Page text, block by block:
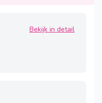
Bekijk in detail